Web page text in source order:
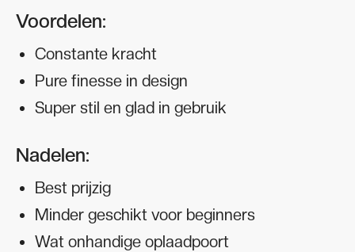
Voordelen:
Constante kracht
Pure finesse in design
Super stil en glad in gebruik
Nadelen:
Best prijzig
Minder geschikt voor beginners
Wat onhandige oplaadpoort